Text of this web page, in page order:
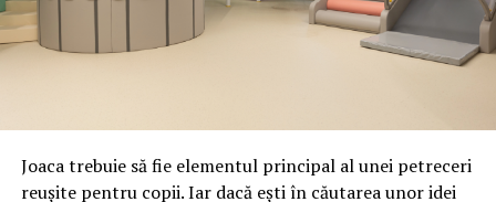
astfel încât confortul și estetica să funcționeze
împreună, nu în tensiune una cu cealaltă, pe toată
durata de viață a amenajării, indiferent de câte sezoane
fraude care exploatează încrederea în brand.
Directoratul Național de Securitate Cibernetică (DNSC)
financiare. Instituția recomandă verificarea atentă a
sursei mesajelor și raportarea incidentelor la numărul
Joaca trebuie să fie elementul principal al unei petreceri
reușite pentru copii. Iar dacă ești în căutarea unor idei